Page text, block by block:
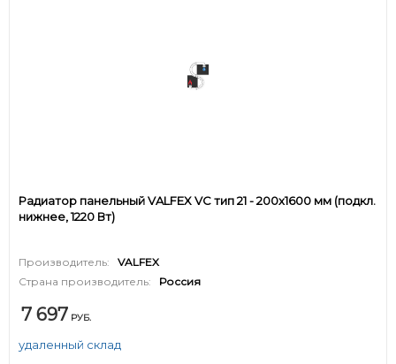
Радиатор панельный VALFEX VC тип 21 - 200x1600 мм (подкл.
нижнее, 1220 Вт)
Производитель:
VALFEX
Страна производитель:
Россия
7 697 РУБ.
удаленный склад